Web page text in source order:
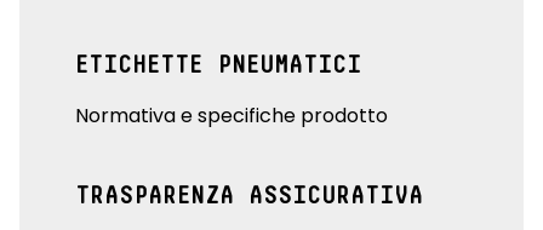
ETICHETTE PNEUMATICI
Normativa e specifiche prodotto
TRASPARENZA ASSICURATIVA